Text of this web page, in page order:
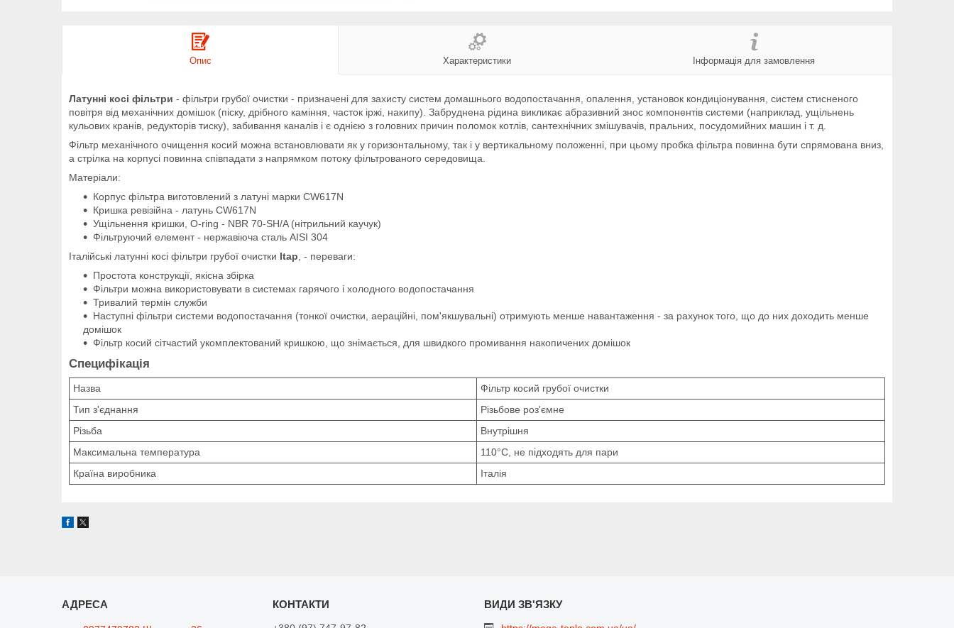
Опис Характеристики Інформація для замовлення
Латунні косі фільтри - фільтри грубої очистки - призначені для захисту систем домашнього водопостачання, опалення, установок кондиціонування, систем стисненого
повітря від механічних домішок (піску, дрібного каміння, часток іржі, накипу). Забруднена рідина викликає абразивний знос компонентів системи (наприклад, ущільнень
кульових кранів, редукторів тиску), забивання каналів і є однією з головних причин поломок котлів, сантехнічних змішувачів, пральних, посудомийних машин і т. д.
Фільтр механічного очищення косий можна встановлювати як у горизонтальному, так і у вертикальному положенні, при цьому пробка фільтра повинна бути спрямована вниз,
а стрілка на корпусі повинна співпадати з напрямком потоку фільтрованого середовища.
Матеріали:
Корпус фільтра виготовлений з латуні марки CW617N
Кришка ревізійна - латунь CW617N
Ущільнення кришки, O-ring - NBR 70-SH/A (нітрильний каучук)
Фільтруючий елемент - нержавіюча сталь AISI 304
Італійські латунні косі фільтри грубої очистки Itap , - переваги:
Простота конструкції, якісна збірка
Фільтри можна використовувати в системах гарячого і холодного водопостачання
Тривалий термін служби
Наступні фільтри системи водопостачання (тонкої очистки, аераційні, пом'якшувальні) отримують менше навантаження - за рахунок того, що до них доходить менше
домішок
Фільтр косий сітчастий укомплектований кришкою, що знімається, для швидкого промивання накопичених домішок
Специфікація
Назва
Фільтр косий грубої очистки
Тип з'єднання
Різьбове роз'ємне
Різьба
Внутрішня
Максимальна температура
110°C, не підходять для пари
Країна виробника
Італія